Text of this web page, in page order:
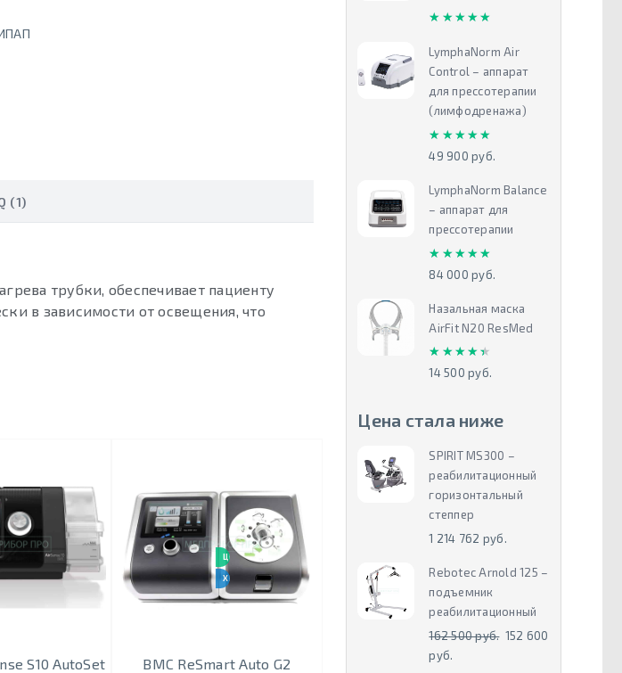
(1)
трубки, обеспечивает пациенту
в зависимости от освещения, что
S10 AutoSet
ЦЕНА-КАЧЕСТВО
ХИТ ПРОДАЖ
BMC ReSmart Auto G2
★★★★★
★★★★★
LymphaNorm Air
Control – аппарат
для прессотерапии
(лимфодренажа)
★★★★★
★★★★★
49 900 руб.
LymphaNorm Balance
– аппарат для
прессотерапии
★★★★★
★★★★★
84 000 руб.
Назальная маска
AirFit N20 ResMed
★★★★★
★★★★★
14 500 руб.
Цена стала ниже
SPIRIT MS300 –
реабилитационный
горизонтальный
степпер
1 214 762 руб.
Rebotec Arnold 125 –
подъемник
реабилитационный
162 500 руб. 152 600
руб.